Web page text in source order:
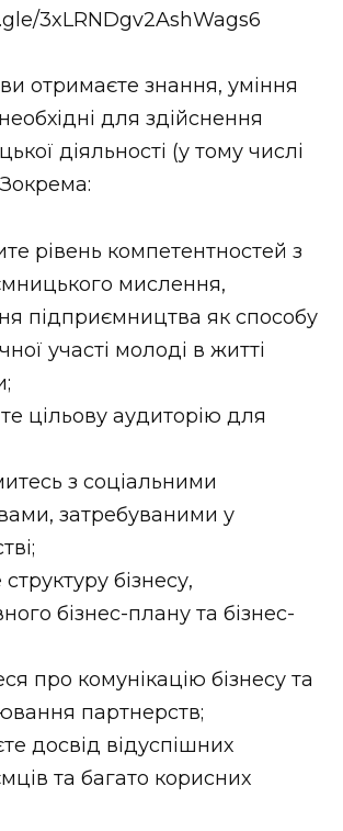
3xLRNDgv2AshWags6
отримаєте знання, уміння
для здійснення
діяльності (у тому числі
рівень компетентностей з
мислення,
підприємництва як способу
участі молоді в житті
цільову аудиторію для
з соціальними
затребуваними у
бізнесу,
бізнес-плану та бізнес-
про комунікацію бізнесу та
партнерств;
досвід відуспішних
та багато корисних